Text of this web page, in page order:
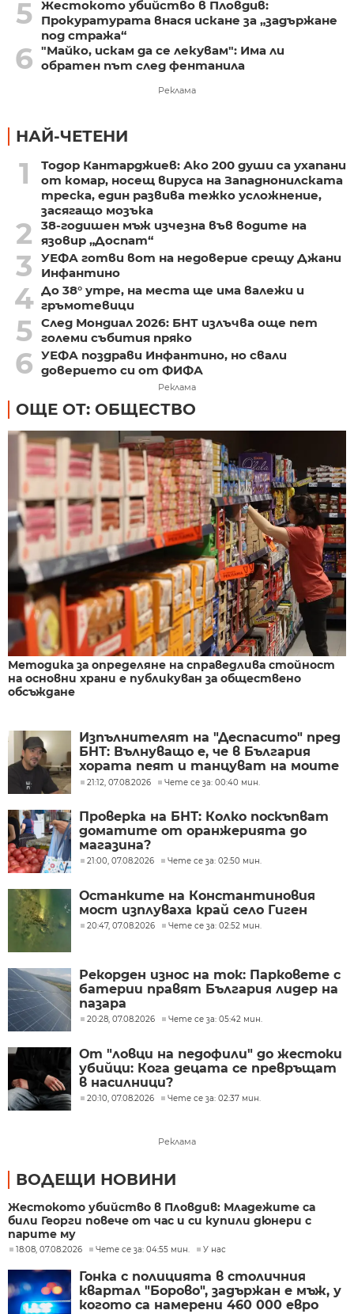
5 Жестокото убийство в Пловдив:
Прокуратурата внася искане за „задържане
под стража“
6 "Майко, искам да се лекувам": Има ли
обратен път след фентанила
Реклама
НАЙ-ЧЕТЕНИ
1
Тодор Кантарджиев: Ако 200 души са ухапани
от комар, носещ вируса на Западнонилската
треска, един развива тежко усложнение,
засягащо мозъка
2
38-годишен мъж изчезна във водите на
язовир „Доспат“
3
УЕФА готви вот на недоверие срещу Джани
Инфантино
4 До 38° утре, на места ще има валежи и
гръмотевици
5 След Мондиал 2026: БНТ излъчва още пет
големи събития пряко
6 УЕФА поздрави Инфантино, но свали
доверието си от ФИФА
Реклама
ОЩЕ ОТ: ОБЩЕСТВО
Методика за определяне на справедлива стойност
на основни храни е публикуван за обществено
обсъждане
Изпълнителят на "Деспасито" пред
БНТ: Вълнуващо е, че в България
хората пеят и танцуват на моите
песни
21:12, 07.08.2026 Чете се за: 00:40 мин.
Проверка на БНТ: Колко поскъпват
доматите от оранжерията до
магазина?
21:00, 07.08.2026 Чете се за: 02:50 мин.
Останките на Константиновия
мост изплуваха край село Гиген
20:47, 07.08.2026 Чете се за: 02:52 мин.
Рекорден износ на ток: Парковете с
батерии правят България лидер на
пазара
20:28, 07.08.2026 Чете се за: 05:42 мин.
От "ловци на педофили" до жестоки
убийци: Кога децата се превръщат
в насилници?
20:10, 07.08.2026 Чете се за: 02:37 мин.
Реклама
ВОДЕЩИ НОВИНИ
Жестокото убийство в Пловдив: Младежите са
били Георги повече от час и си купили дюнери с
парите му
18:08, 07.08.2026 Чете се за: 04:55 мин. У нас
Гонка с полицията в столичния
квартал "Борово", задържан е мъж, у
когото са намерени 460 000 евро